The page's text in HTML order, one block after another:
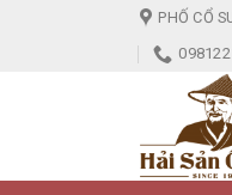
PHỐ CỔ